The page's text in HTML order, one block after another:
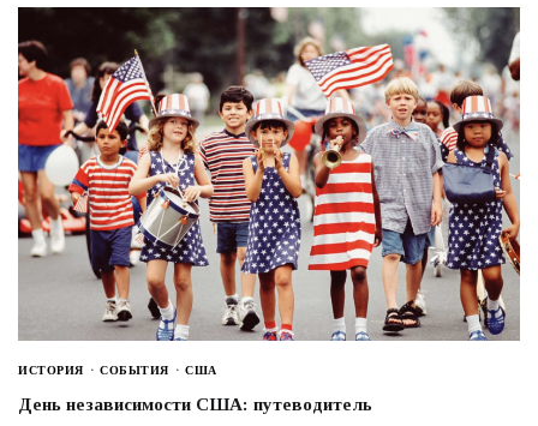
ИСТОРИЯ СОБЫТИЯ США
День независимости США: путеводитель